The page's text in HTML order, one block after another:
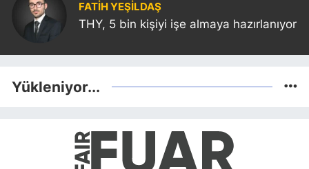
FATIH YEŞİLDAŞ
THY, 5 bin kişiyi işe almaya hazırlanıyor
Yükleniyor...